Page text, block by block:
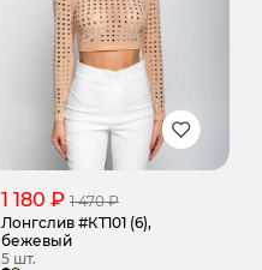
1 180 ₽ 1 470 ₽
Лонгслив #КТ101 (6),
бежевый
5 шт.